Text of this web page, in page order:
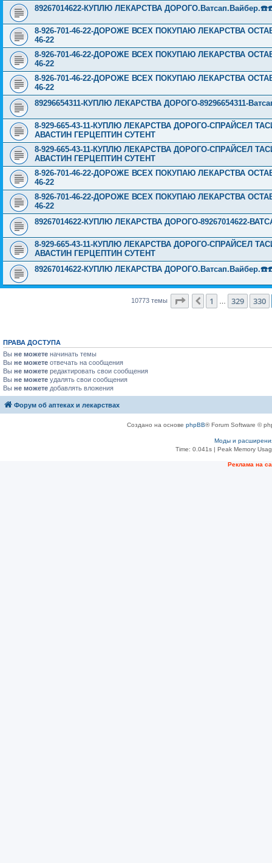
89267014622-КУПЛЮ ЛЕКАРСТВА
8-926-701-46-22-ДОРОЖЕ ВСЕХ ПОКУПАЮ ЛЕКАРСТВА
46-22
8-926-701-46-22-ДОРОЖЕ ВСЕХ ПОКУПАЮ ЛЕКАРСТВА
46-22
8-926-701-46-22-ДОРОЖЕ ВСЕХ ПОКУПАЮ ЛЕКАРСТВА
46-22
89296654311-КУПЛЮ ЛЕКАРСТВА ДОРОГО-89296654311-
8-929-665-43-11-КУПЛЮ ЛЕКАРСТВА ДОРОГО-СПРАЙСЕЛ
АВАСТИН ГЕРЦЕПТИН СУТЕНТ
8-929-665-43-11-КУПЛЮ ЛЕКАРСТВА ДОРОГО-СПРАЙСЕЛ
АВАСТИН ГЕРЦЕПТИН СУТЕНТ
8-926-701-46-22-ДОРОЖЕ ВСЕХ ПОКУПАЮ ЛЕКАРСТВА
46-22
8-926-701-46-22-ДОРОЖЕ ВСЕХ ПОКУПАЮ ЛЕКАРСТВА
46-22
89267014622-КУПЛЮ ЛЕКАРСТВА ДОРОГО-89267014622-
8-929-665-43-11-КУПЛЮ ЛЕКАРСТВА ДОРОГО-СПРАЙСЕЛ
АВАСТИН ГЕРЦЕПТИН СУТЕНТ
89267014622-КУПЛЮ ЛЕКАРСТВА
10773 темы Страница 331из 431
Пред.
1 329 330
ПРАВА ДОСТУПА
Вы не можете начинать темы
Вы не можете отвечать на сообщения
Вы не можете редактировать свои сообщения
Вы не можете удалять свои сообщения
Вы не можете добавлять вложения
Форум об аптеках и лекарствах
Создано на основе phpBB® Forum Software ©
Моды и
Time: 0.041s| Peak Memory
Рeклама на